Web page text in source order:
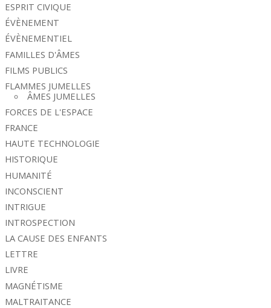
ESPRIT CIVIQUE
ÉVÈNEMENT
ÉVÈNEMENTIEL
FAMILLES D'ÂMES
FILMS PUBLICS
FLAMMES JUMELLES
ÂMES JUMELLES
FORCES DE L'ESPACE
FRANCE
HAUTE TECHNOLOGIE
HISTORIQUE
HUMANITÉ
INCONSCIENT
INTRIGUE
INTROSPECTION
LA CAUSE DES ENFANTS
LETTRE
LIVRE
MAGNÉTISME
MALTRAITANCE